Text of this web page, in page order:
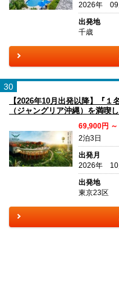
2026年 09
出発地
千歳
30
【2026年10月出発以降】『
（ジャングリア沖縄）を満喫
69,900円
2泊3日
出発月
2026年 10
出発地
東京23区